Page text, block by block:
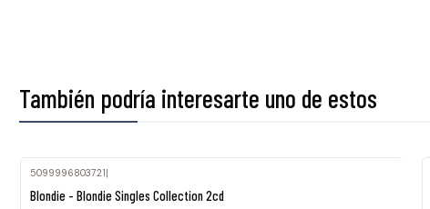
También podría interesarte uno de estos
5099996803721|
Blondie - Blondie Singles Collection 2cd